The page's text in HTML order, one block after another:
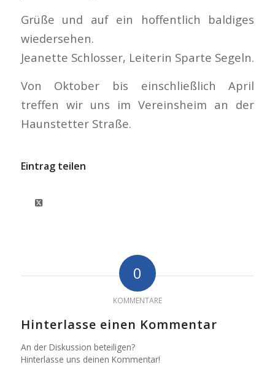
Grüße und auf ein hoffentlich baldiges
wiedersehen.
Jeanette Schlosser, Leiterin Sparte Segeln.
Von Oktober bis einschließlich April
treffen wir uns im Vereinsheim an der
Haunstetter Straße.
Eintrag teilen
0
KOMMENTARE
Hinterlasse einen Kommentar
An der Diskussion beteiligen?
Hinterlasse uns deinen Kommentar!